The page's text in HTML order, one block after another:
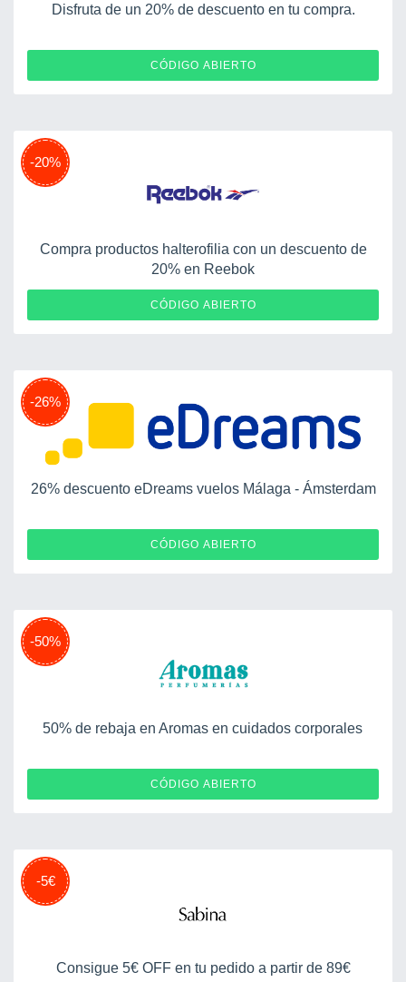
Disfruta de un 20% de descuento en tu compra.
CÓDIGO ABIERTO
-20%
Compra productos halterofilia con un descuento de
20% en Reebok
CÓDIGO ABIERTO
-26%
26% descuento eDreams vuelos Málaga - Ámsterdam
CÓDIGO ABIERTO
-50%
50% de rebaja en Aromas en cuidados corporales
CÓDIGO ABIERTO
-5€
Consigue 5€ OFF en tu pedido a partir de 89€